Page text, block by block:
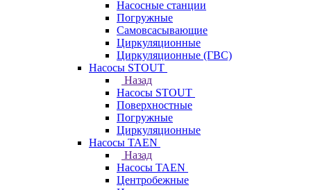
Насосные станции
Погружные
Самовсасывающие
Циркуляционные
Циркуляционные (ГВС)
Насосы STOUT
Назад
Насосы STOUT
Поверхностные
Погружные
Циркуляционные
Насосы TAEN
Назад
Насосы TAEN
Центробежные